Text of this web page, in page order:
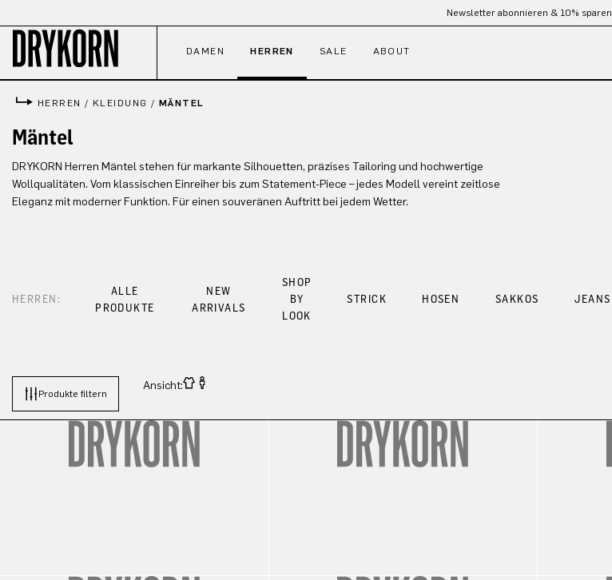
Newsletter abonnieren & 10% sparen
DAMEN HERREN SALE ABOUT
HERREN / KLEIDUNG / MÄNTEL
Mäntel
DRYKORN Herren Mäntel stehen für markante Silhouetten, präzises Tailoring und hochwertige
Wollqualitäten. Vom klassischen Einreiher bis zum Statement-Piece – jedes Modell vereint zeitlose
Eleganz mit moderner Funktion. Für einen souveränen Auftritt bei jedem Wetter.
HERREN:
ALLE
PRODUKTE
NEW
ARRIVALS
SHOP
BY
LOOK
STRICK HOSEN SAKKOS JEANS
Produkte filtern
Ansicht: